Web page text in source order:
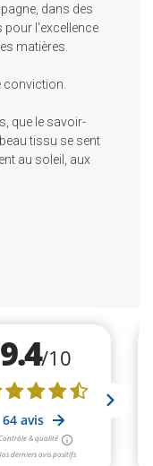
dans des
l'excellence
matières.
conviction.
que le savoir-
tissu se sent
au soleil, aux